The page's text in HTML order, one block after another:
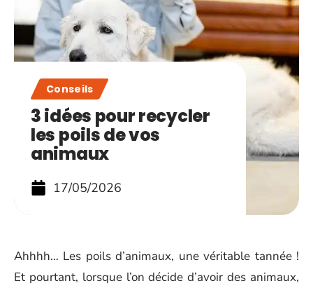
Conseils
3 idées pour recycler
les poils de vos
animaux
17/05/2026
Ahhhh… Les poils d’animaux, une véritable tannée !
Et pourtant, lorsque l’on décide d’avoir des animaux,